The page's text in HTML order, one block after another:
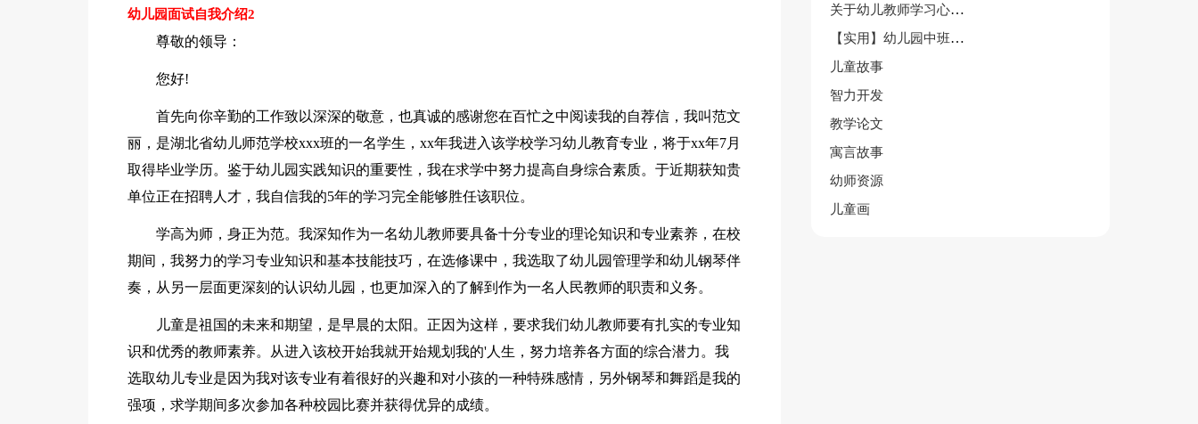
幼儿园面试自我介绍2
尊敬的领导：
您好!
首先向你辛勤的工作致以深深的敬意，也真诚的感谢您在百忙之中阅读我的自荐信，我叫范文
丽，是湖北省幼儿师范学校xxx班的一名学生，xx年我进入该学校学习幼儿教育专业，将于xx年7月
取得毕业学历。鉴于幼儿园实践知识的重要性，我在求学中努力提高自身综合素质。于近期获知贵
单位正在招聘人才，我自信我的5年的学习完全能够胜任该职位。
学高为师，身正为范。我深知作为一名幼儿教师要具备十分专业的理论知识和专业素养，在校
期间，我努力的学习专业知识和基本技能技巧，在选修课中，我选取了幼儿园管理学和幼儿钢琴伴
奏，从另一层面更深刻的认识幼儿园，也更加深入的了解到作为一名人民教师的职责和义务。
儿童是祖国的未来和期望，是早晨的太阳。正因为这样，要求我们幼儿教师要有扎实的专业知
识和优秀的教师素养。从进入该校开始我就开始规划我的'人生，努力培养各方面的综合潜力。我
选取幼儿专业是因为我对该专业有着很好的兴趣和对小孩的一种特殊感情，另外钢琴和舞蹈是我的
强项，求学期间多次参加各种校园比赛并获得优异的成绩。
关于幼儿教师学习心得体会范文（精选3篇）
【实用】幼儿园中班数学教案模板汇总9篇
儿童故事
智力开发
教学论文
寓言故事
幼师资源
儿童画